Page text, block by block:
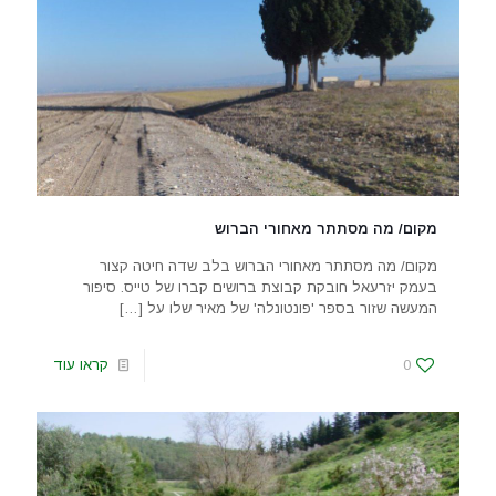
מקום/ מה מסתתר מאחורי הברוש
מקום/ מה מסתתר מאחורי הברוש בלב שדה חיטה קצור
בעמק יזרעאל חובקת קבוצת ברושים קברו של טייס. סיפור
המעשה שזור בספר 'פונטונלה' של מאיר שלו על […]
0 קראו עוד